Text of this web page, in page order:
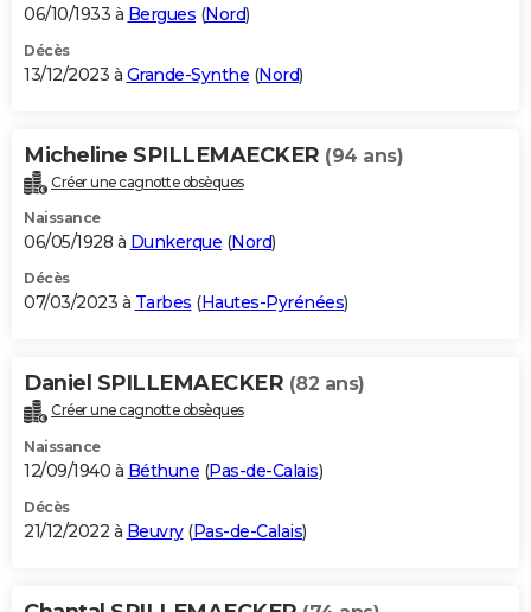
06/10/1933 à Bergues (Nord)
Décès
13/12/2023 à Grande-Synthe (Nord)
Micheline SPILLEMAECKER (94 ans)
Créer une cagnotte obsèques
Naissance
06/05/1928 à Dunkerque (Nord)
Décès
07/03/2023 à Tarbes (Hautes-Pyrénées)
Daniel SPILLEMAECKER (82 ans)
Créer une cagnotte obsèques
Naissance
12/09/1940 à Béthune (Pas-de-Calais)
Décès
21/12/2022 à Beuvry(Pas-de-Calais)